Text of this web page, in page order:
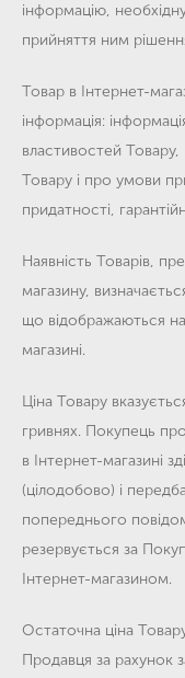
інформацію,
прийняття ним
Товар в Інтернет-
інформація:
властивостей
Товару і про умови
придатності,
Наявність Товарів,
магазину,
що відображаються
магазині.
Ціна Товару
гривнях. Покупець
в Інтернет-магазині
(цілодобово) і
попереднього
резервується за
Інтернет-магазином.
Остаточна ціна
Продавця за рахунок